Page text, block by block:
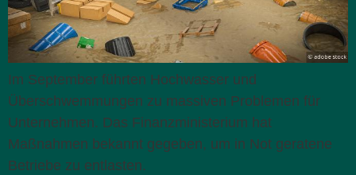
Im September führten Hochwasser und
Überschwemmungen zu massiven Problemen für
Unternehmen. Das Finanzministerium hat
Maßnahmen bekannt gegeben, um in Not geratene
Betriebe zu entlasten.